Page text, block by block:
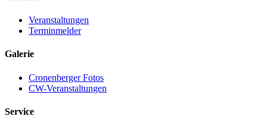
Veranstaltungen
Terminmelder
Galerie
Cronenberger Fotos
CW-Veranstaltungen
Service